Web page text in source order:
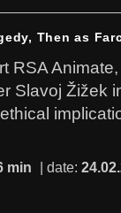
Then as
RSA
Slavoj Žižek
min | date: